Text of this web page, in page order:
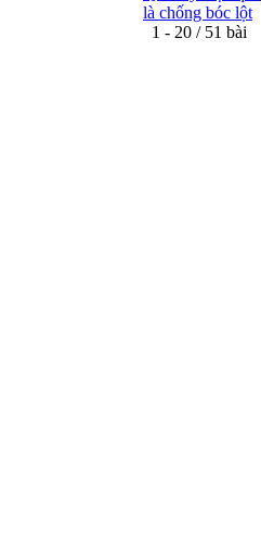
là chống bóc lột
1 - 20 / 51 bài